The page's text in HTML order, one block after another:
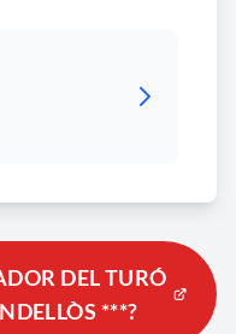
DEL TURÓ
***?